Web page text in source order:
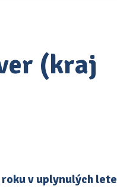
(kraj
v uplynulých